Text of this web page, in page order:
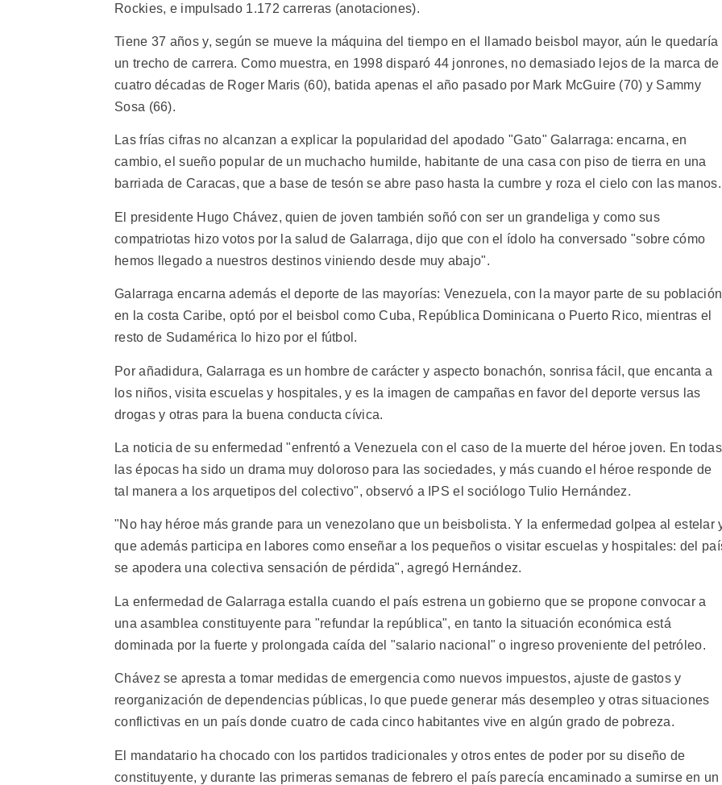
Rockies, e impulsado 1.172 carreras (anotaciones).
Tiene 37 años y, según se mueve la máquina del tiempo en el llamado beisbol mayor, aún le quedaría
un trecho de carrera. Como muestra, en 1998 disparó 44 jonrones, no demasiado lejos de la marca de
cuatro décadas de Roger Maris (60), batida apenas el año pasado por Mark McGuire (70) y Sammy
Sosa (66).
Las frías cifras no alcanzan a explicar la popularidad del apodado "Gato" Galarraga: encarna, en
cambio, el sueño popular de un muchacho humilde, habitante de una casa con piso de tierra en una
barriada de Caracas, que a base de tesón se abre paso hasta la cumbre y roza el cielo con las manos.
El presidente Hugo Chávez, quien de joven también soñó con ser un grandeliga y como sus
compatriotas hizo votos por la salud de Galarraga, dijo que con el ídolo ha conversado "sobre cómo
hemos llegado a nuestros destinos viniendo desde muy abajo".
Galarraga encarna además el deporte de las mayorías: Venezuela, con la mayor parte de su población
en la costa Caribe, optó por el beisbol como Cuba, República Dominicana o Puerto Rico, mientras el
resto de Sudamérica lo hizo por el fútbol.
Por añadidura, Galarraga es un hombre de carácter y aspecto bonachón, sonrisa fácil, que encanta a
los niños, visita escuelas y hospitales, y es la imagen de campañas en favor del deporte versus las
drogas y otras para la buena conducta cívica.
La noticia de su enfermedad "enfrentó a Venezuela con el caso de la muerte del héroe joven. En todas
las épocas ha sido un drama muy doloroso para las sociedades, y más cuando el héroe responde de
tal manera a los arquetipos del colectivo", observó a IPS el sociólogo Tulio Hernández.
"No hay héroe más grande para un venezolano que un beisbolista. Y la enfermedad golpea al estelar
que además participa en labores como enseñar a los pequeños o visitar escuelas y hospitales: del
se apodera una colectiva sensación de pérdida", agregó Hernández.
La enfermedad de Galarraga estalla cuando el país estrena un gobierno que se propone convocar a
una asamblea constituyente para "refundar la república", en tanto la situación económica está
dominada por la fuerte y prolongada caída del "salario nacional" o ingreso proveniente del petróleo.
Chávez se apresta a tomar medidas de emergencia como nuevos impuestos, ajuste de gastos y
reorganización de dependencias públicas, lo que puede generar más desempleo y otras situaciones
conflictivas en un país donde cuatro de cada cinco habitantes vive en algún grado de pobreza.
El mandatario ha chocado con los partidos tradicionales y otros entes de poder por su diseño de
constituyente, y durante las primeras semanas de febrero el país parecía encaminado a sumirse en un